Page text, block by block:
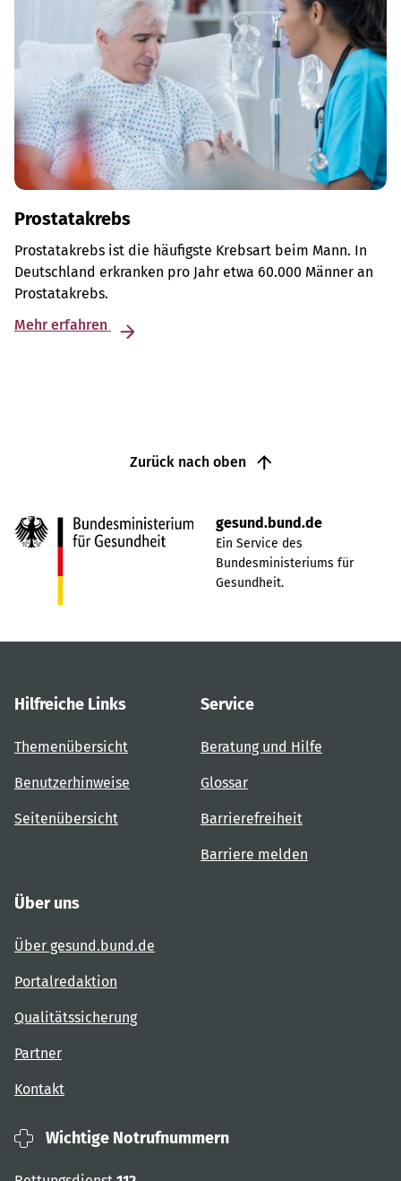
Prostatakrebs
Prostatakrebs ist die häufigste Krebsart beim Mann. In
Deutschland erkranken pro Jahr etwa 60.000 Männer an
Prostatakrebs.
Mehr erfahren
Zurück nach oben
gesund.bund.de
Ein Service des
Bundesministeriums für
Gesundheit.
Hilfreiche Links
Themenübersicht
Benutzerhinweise
Seitenübersicht
Service
Beratung und Hilfe
Glossar
Barrierefreiheit
Barriere melden
Über uns
Über gesund.bund.de
Portalredaktion
Qualitätssicherung
Partner
Kontakt
Wichtige Notrufnummern